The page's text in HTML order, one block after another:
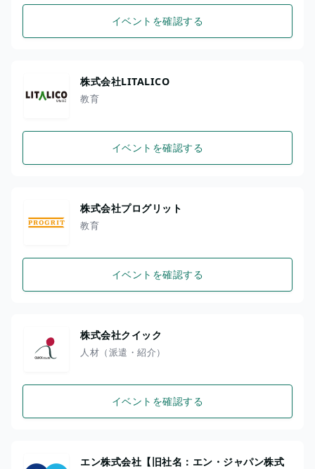
イベントを確認する
株式会社LITALICO
教育
イベントを確認する
株式会社プログリット
教育
イベントを確認する
株式会社クイック
人材（派遣・紹介）
イベントを確認する
エン株式会社【旧社名：エン・ジャパン株式